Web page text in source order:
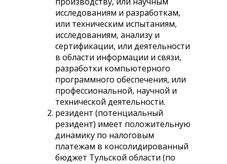
исследованиям и разработкам,
или техническим испытаниям,
исследованиям, анализу и
сертификации, или деятельности
в области информации и связи,
разработки компьютерного
программного обеспечения, или
профессиональной, научной и
технической деятельности.
резидент (потенциальный
резидент) имеет положительную
динамику по налоговым
платежам в консолидированный
бюджет Тульской области (по